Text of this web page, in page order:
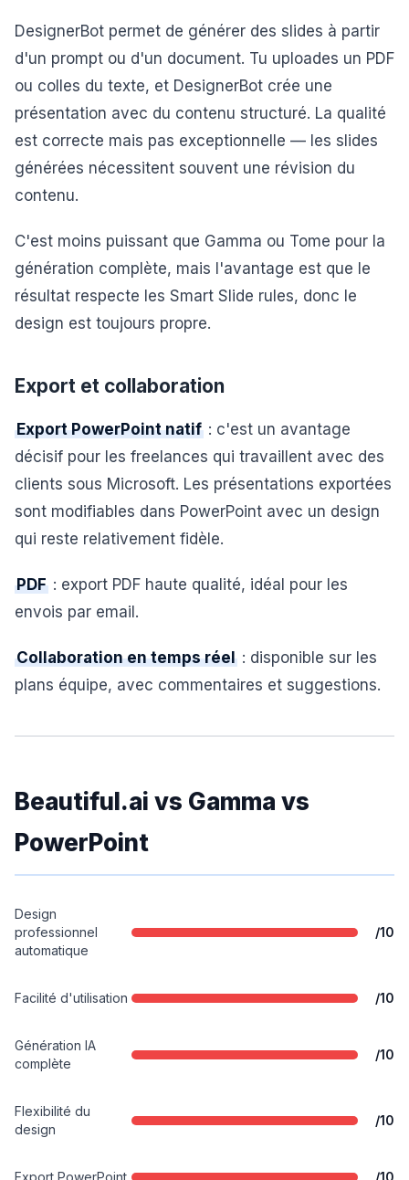
DesignerBot permet de générer des slides à partir
d'un prompt ou d'un document. Tu uploades un PDF
ou colles du texte, et DesignerBot crée une
présentation avec du contenu structuré. La qualité
est correcte mais pas exceptionnelle — les slides
générées nécessitent souvent une révision du
contenu.
C'est moins puissant que Gamma ou Tome pour la
génération complète, mais l'avantage est que le
résultat respecte les Smart Slide rules, donc le
design est toujours propre.
Export et collaboration
Export PowerPoint natif : c'est un avantage
décisif pour les freelances qui travaillent avec des
clients sous Microsoft. Les présentations exportées
sont modifiables dans PowerPoint avec un design
qui reste relativement fidèle.
PDF : export PDF haute qualité, idéal pour les
envois par email.
Collaboration en temps réel : disponible sur les
plans équipe, avec commentaires et suggestions.
Beautiful.ai vs Gamma vs
PowerPoint
Design
professionnel
automatique
/10
Facilité d'utilisation /10
Génération IA
complète
/10
Flexibilité du
design
/10
Export PowerPoint /10